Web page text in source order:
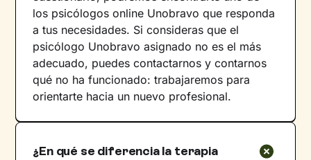
los psicólogos online Unobravo que responda
a tus necesidades. Si consideras que el
psicólogo Unobravo asignado no es el más
adecuado, puedes contactarnos y contarnos
qué no ha funcionado: trabajaremos para
orientarte hacia un nuevo profesional.
¿En qué se diferencia la terapia